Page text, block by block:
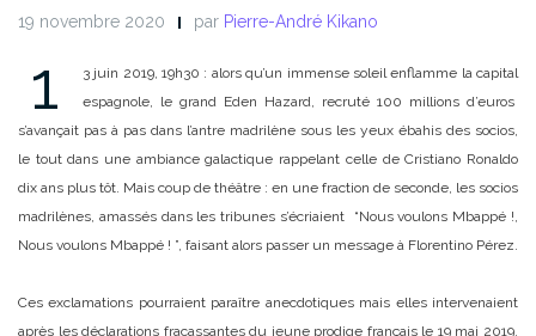
19 novembre 2020 par Pierre-André Kikano
1
3 juin 2019, 19h30 : alors qu’un immense soleil enflamme la capital
espagnole, le grand Eden Hazard, recruté 100 millions d’euros
s’avançait pas à pas dans l’antre madrilène sous les yeux ébahis des socios,
le tout dans une ambiance galactique rappelant celle de Cristiano Ronaldo
dix ans plus tôt. Mais coup de théâtre : en une fraction de seconde, les socios
madrilènes, amassés dans les tribunes s’écriaient “Nous voulons Mbappé !,
Nous voulons Mbappé ! ”, faisant alors passer un message à Florentino Pérez.
Ces exclamations pourraient paraître anecdotiques mais elles intervenaient
après les déclarations fracassantes du jeune prodige français le 19 mai 2019.